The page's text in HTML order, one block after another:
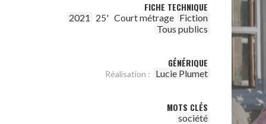
FICHE TECHNIQUE
2021 25' Court métrage Fiction
Tous publics
GÉNÉRIQUE
Réalisation : Lucie Plumet
MOTS CLÉS
société